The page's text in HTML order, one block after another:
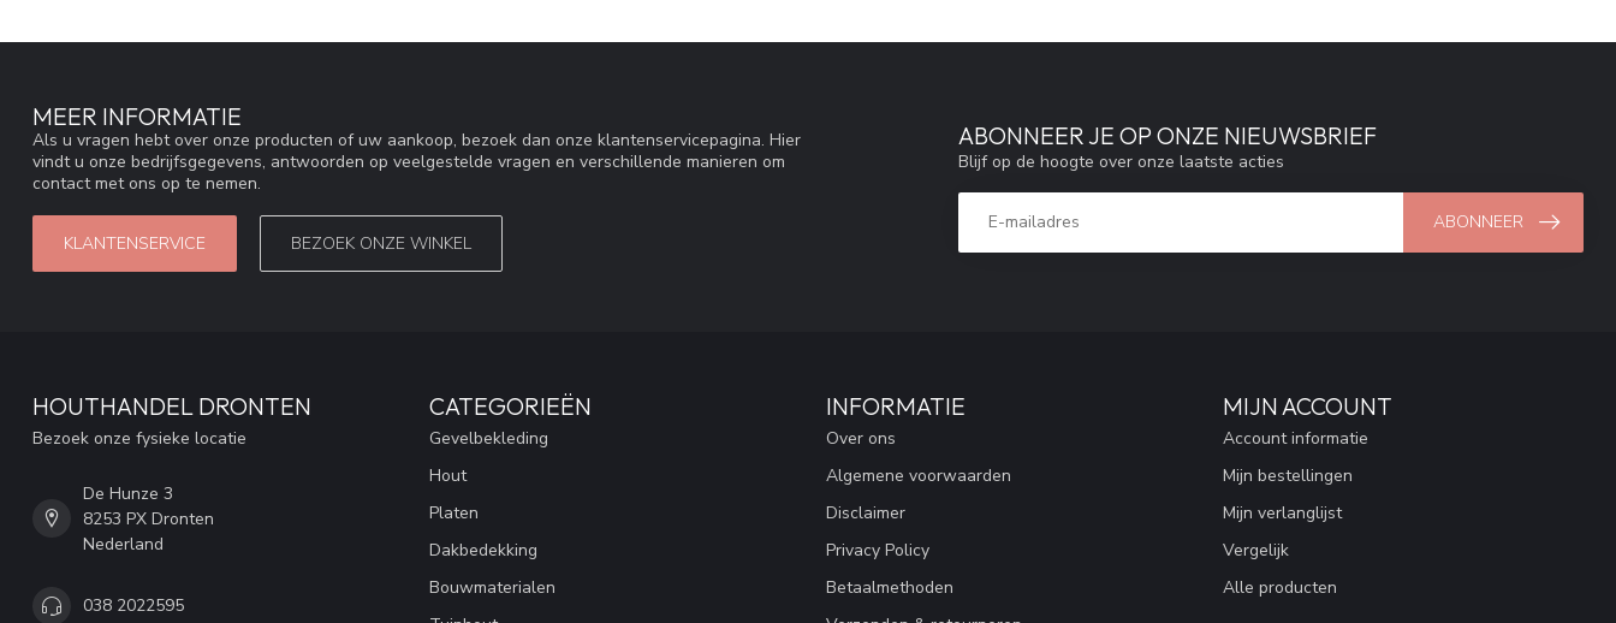
MEER INFORMATIE
Als u vragen hebt over onze producten of uw aankoop, bezoek dan onze klantenservicepagina. Hier
vindt u onze bedrijfsgegevens, antwoorden op veelgestelde vragen en verschillende manieren om
contact met ons op te nemen.
KLANTENSERVICE BEZOEK ONZE WINKEL
ABONNEER JE OP ONZE NIEUWSBRIEF
Blijf op de hoogte over onze laatste acties
ABONNEER
HOUTHANDEL DRONTEN
Bezoek onze fysieke locatie
De Hunze 3
8253 PX Dronten
Nederland
038 2022595
CATEGORIEËN
Gevelbekleding
Hout
Platen
Dakbedekking
Bouwmaterialen
INFORMATIE
Over ons
Algemene voorwaarden
Disclaimer
Privacy Policy
Betaalmethoden
MIJN ACCOUNT
Account informatie
Mijn bestellingen
Mijn verlanglijst
Vergelijk
Alle producten